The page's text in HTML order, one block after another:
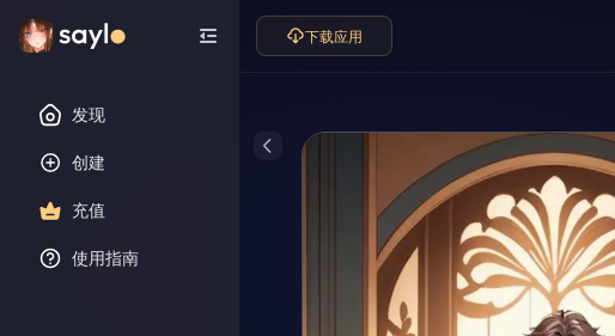
发现
创建
充值
使用指南
下载应用